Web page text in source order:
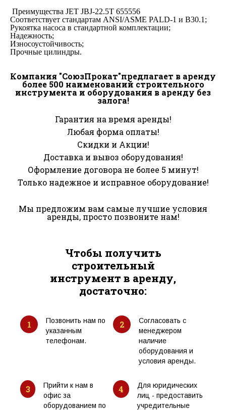
Преимущества JET JBJ-22.5T 655556
Соответствует стандартам ANSI/ASME PALD-1 и B30.1;
Рукоятка насоса в стандартной комплектации;
Надежность;
Износоустойчивость;
Прочные цилиндры.
Компания "СоюзПрокат"предлагает в аренду
более 500 наименований строительного
инструмента и оборудования в аренду без
залога!
Гарантия на время аренды!
Любая форма оплаты!
Скидки и Акции!
Доставка и вывоз оборудования!
Оформление договора не более 5 минут!
Только надежное и исправное оборудование!
Мы предложим вам самые лучшие условия
аренды, просто позвоните нам!
Чтобы получить
строительный
инструмент в аренду,
достаточно:
1
Позвонить нам по
указанным
телефонам.
2
Согласовать с
менеджером
наличие
оборудования и
условия аренды.
3
Прийти к нам в
офис за
оборудованием по
4
Для юридических
лиц - предоставить
учредительные